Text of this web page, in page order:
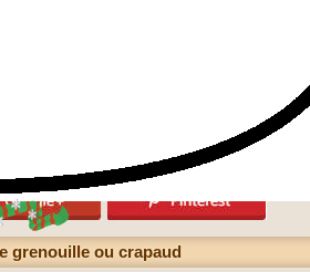
grenouille ou crapaud